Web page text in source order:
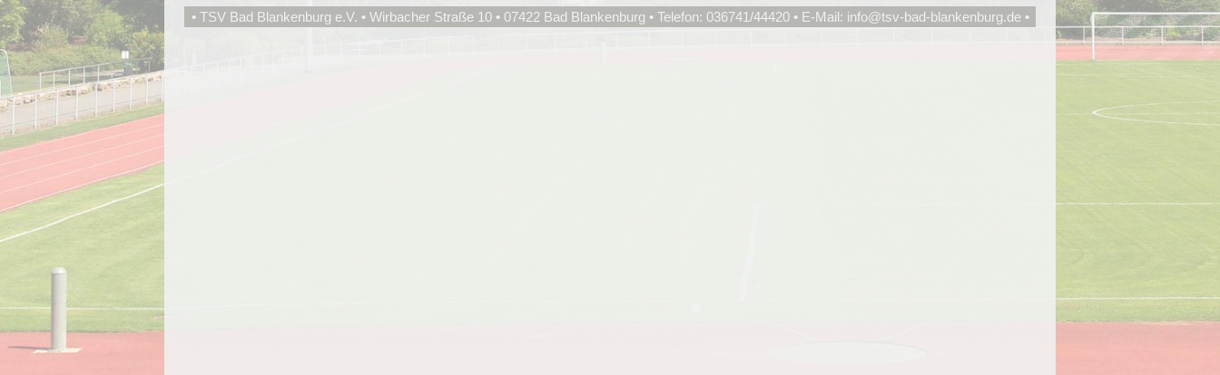
• TSV Bad Blankenburg e.V. • Wirbacher Straße 10 • 07422 Bad Blankenburg • Telefon: 036741/44420 • E-Mail: info@tsv-bad-blankenburg.de•